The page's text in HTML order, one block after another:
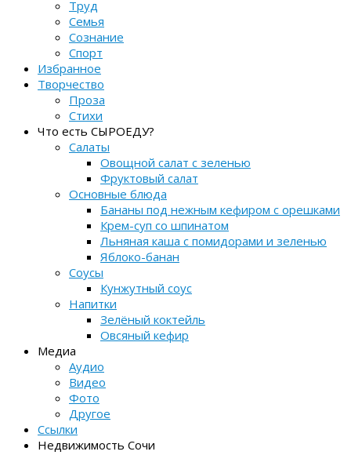
Труд
Семья
Сознание
Спорт
Избранное
Творчество
Проза
Стихи
Что есть СЫРОЕДУ?
Салаты
Овощной салат с зеленью
Фруктовый салат
Основные блюда
Бананы под нежным кефиром с орешками
Крем-суп со шпинатом
Льняная каша с помидорами и зеленью
Яблоко-банан
Соусы
Кунжутный соус
Напитки
Зелёный коктейль
Овсяный кефир
Медиа
Аудио
Видео
Фото
Другое
Ссылки
Недвижимость Сочи